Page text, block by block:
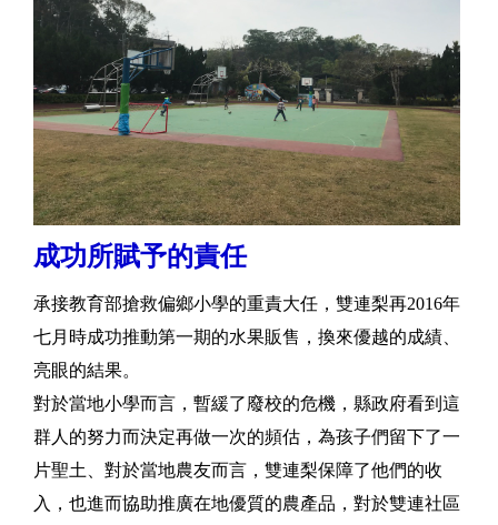
成功所賦予的責任
承接教育部搶救偏鄉小學的重責大任，雙連梨再2016年
七月時成功推動第一期的水果販售，換來優越的成績、
亮眼的結果。
對於當地小學而言，暫緩了廢校的危機，縣政府看到這
群人的努力而決定再做一次的頻估，為孩子們留下了一
片聖土、對於當地農友而言，雙連梨保障了他們的收
入，也進而協助推廣在地優質的農產品，對於雙連社區